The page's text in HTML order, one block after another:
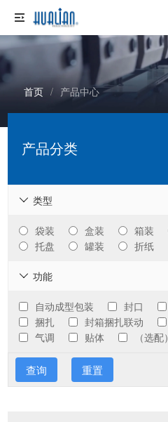
首页 / 产品中心
产品分类
智能包装系统
智能包装设备
重袋包装机
皮带输送机
装箱机
盒式真空气调包装机
拉伸膜真空包装机
封口机
塑袋重型自动热封机
封切热收缩包装机
类型

袋装 盒装 箱装
托盘
罐装 折纸
功能

自动成型包装 封口
捆扎
封箱捆扎联动
气调
贴体 （选配）
查询 重置